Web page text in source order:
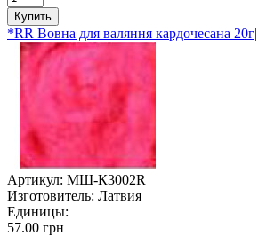
Купить
*RR Вовна для валяння кардочесана
Артикул: МШ-К3002R
Изготовитель: Латвия
Единицы:
57.00 грн